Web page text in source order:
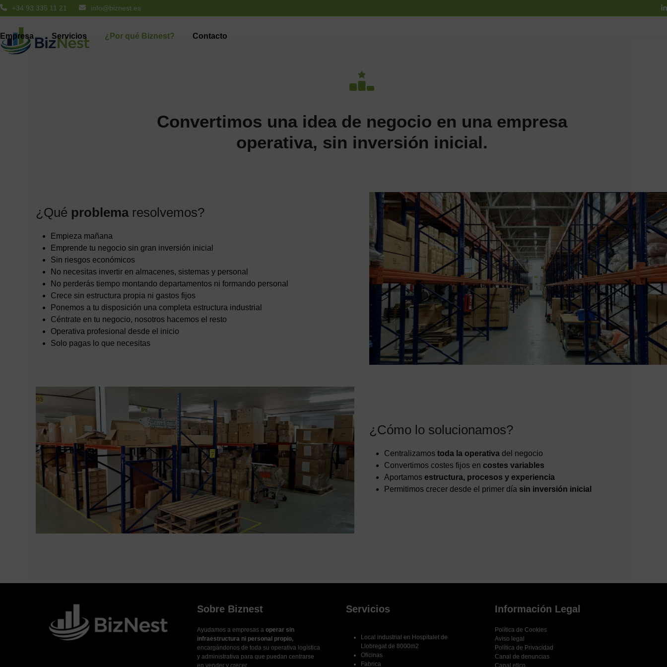
Skip
to
content
+34 93 335 11 21 info@biznest.es
Empresa Servicios ¿Por qué Biznest? Contacto
Convertimos una idea de negocio en una empresa
operativa, sin inversión inicial.
¿Qué problemaresolvemos?
Empieza mañana
Emprende tu negocio sin gran inversión inicial
Sin riesgos económicos
No necesitas invertir en almacenes, sistemas y personal
No perderás tiempo montando departamentos ni formando personal
Crece sin estructura propia ni gastos fijos
Ponemos a tu disposición una completa estructura industrial
Céntrate en tu negocio, nosotros hacemos el resto
Operativa profesional desde el inicio
Solo pagas lo que necesitas
¿Cómo lo solucionamos?
Centralizamos toda la operativa del negocio
Convertimos costes fijos en costes variables
Aportamos estructura, procesos y experiencia
Permitimos crecer desde el primer día sin inversión inicial
Sobre Biznest
Ayudamos a empresas a operar sin
infraestructura ni personal propio,
encargándonos de toda su operativa logística
y administrativa para que puedan centrarse
Servicios
Local industrial en Hospitalet de
Llobregat de 8000m2
Oficinas
Fabrica
Información Legal
Política de Cookies
Aviso legal
Política de Privacidad
Canal de denuncias